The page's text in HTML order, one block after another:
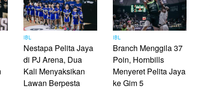
IBL
Nestapa Pelita Jaya
di PJ Arena, Dua
Kali Menyaksikan
Lawan Berpesta
IBL
Branch Menggila 37
Poin, Hornbills
Menyeret Pelita Jaya
ke Gim 5